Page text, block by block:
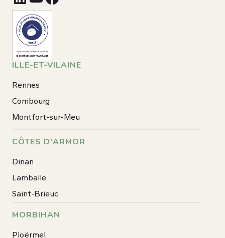
ILLE-ET-VILAINE
Rennes
Combourg
Montfort-sur-Meu
CÔTES D'ARMOR
Dinan
Lamballe
Saint-Brieuc
MORBIHAN
Ploërmel